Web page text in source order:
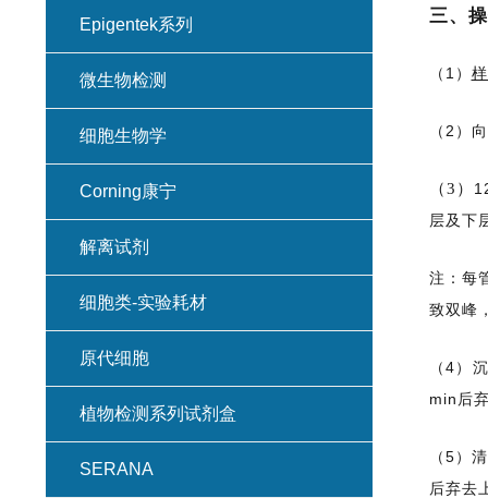
三、
（1）
（2）
（3）
层及下
注：每
致双峰
（4）
min后
（5）
后弃去
Epigentek系列
微生物检测
细胞生物学
Corning康宁
解离试剂
细胞类-实验耗材
原代细胞
植物检测系列试剂盒
SERANA